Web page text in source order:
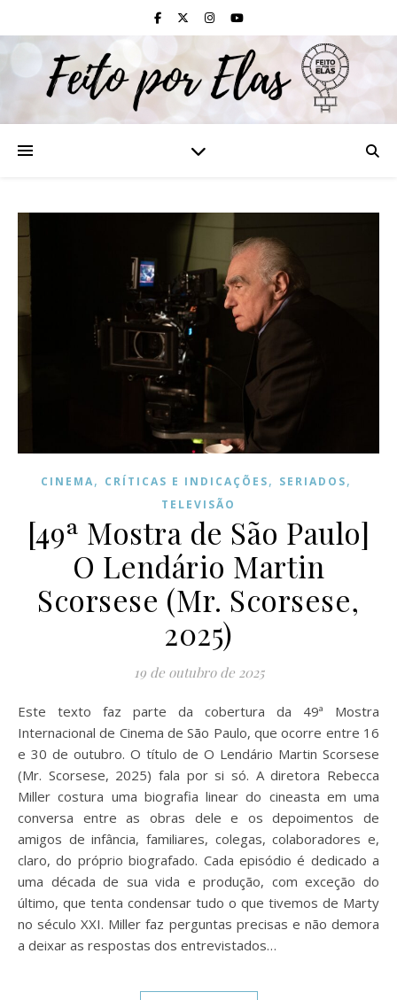
CINEMA, CRÍTICAS E INDICAÇÕES, SERIADOS,
TELEVISÃO
[49ª Mostra de São Paulo]
O Lendário Martin
Scorsese (Mr. Scorsese,
2025)
19 de outubro de 2025
Este texto faz parte da cobertura da 49ª Mostra
Internacional de Cinema de São Paulo, que ocorre entre 16
e 30 de outubro. O título de O Lendário Martin Scorsese
(Mr. Scorsese, 2025) fala por si só. A diretora Rebecca
Miller costura uma biografia linear do cineasta em uma
conversa entre as obras dele e os depoimentos de
amigos de infância, familiares, colegas, colaboradores e,
claro, do próprio biografado. Cada episódio é dedicado a
uma década de sua vida e produção, com exceção do
último, que tenta condensar tudo o que tivemos de Marty
no século XXI. Miller faz perguntas precisas e não demora
a deixar as respostas dos entrevistados…